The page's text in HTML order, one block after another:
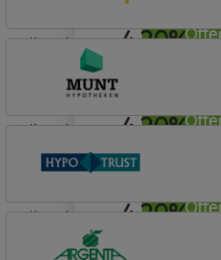
4,20%
lineair
4,20%
Easy Mortgage
lineair
4,20%
lineair
Conneqt vh HypoTrust
Vrij Leven Hypotheek